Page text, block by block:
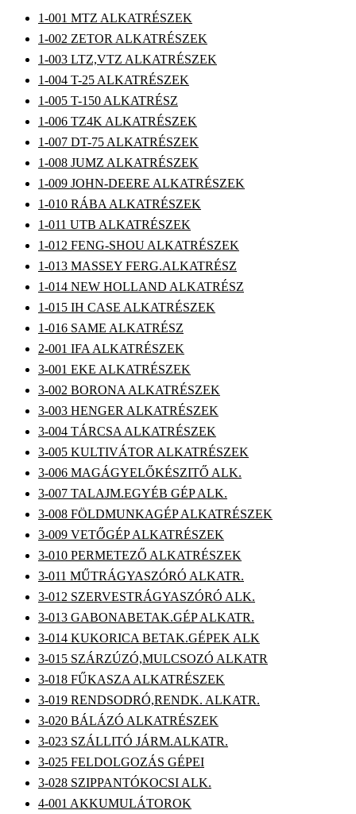
1-001 MTZ ALKATRÉSZEK
1-002 ZETOR ALKATRÉSZEK
1-003 LTZ,VTZ ALKATRÉSZEK
1-004 T-25 ALKATRÉSZEK
1-005 T-150 ALKATRÉSZ
1-006 TZ4K ALKATRÉSZEK
1-007 DT-75 ALKATRÉSZEK
1-008 JUMZ ALKATRÉSZEK
1-009 JOHN-DEERE ALKATRÉSZEK
1-010 RÁBA ALKATRÉSZEK
1-011 UTB ALKATRÉSZEK
1-012 FENG-SHOU ALKATRÉSZEK
1-013 MASSEY FERG.ALKATRÉSZ
1-014 NEW HOLLAND ALKATRÉSZ
1-015 IH CASE ALKATRÉSZEK
1-016 SAME ALKATRÉSZ
2-001 IFA ALKATRÉSZEK
3-001 EKE ALKATRÉSZEK
3-002 BORONA ALKATRÉSZEK
3-003 HENGER ALKATRÉSZEK
3-004 TÁRCSA ALKATRÉSZEK
3-005 KULTIVÁTOR ALKATRÉSZEK
3-006 MAGÁGYELŐKÉSZITŐ ALK.
3-007 TALAJM.EGYÉB GÉP ALK.
3-008 FÖLDMUNKAGÉP ALKATRÉSZEK
3-009 VETŐGÉP ALKATRÉSZEK
3-010 PERMETEZŐ ALKATRÉSZEK
3-011 MŰTRÁGYASZÓRÓ ALKATR.
3-012 SZERVESTRÁGYASZÓRÓ ALK.
3-013 GABONABETAK.GÉP ALKATR.
3-014 KUKORICA BETAK.GÉPEK ALK
3-015 SZÁRZÚZÓ,MULCSOZÓ ALKATR
3-018 FŰKASZA ALKATRÉSZEK
3-019 RENDSODRÓ,RENDK. ALKATR.
3-020 BÁLÁZÓ ALKATRÉSZEK
3-023 SZÁLLITÓ JÁRM.ALKATR.
3-025 FELDOLGOZÁS GÉPEI
3-028 SZIPPANTÓKOCSI ALK.
4-001 AKKUMULÁTOROK